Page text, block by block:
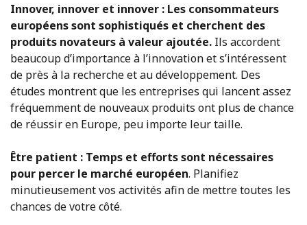
Innover, innover et innover : Les consommateurs
européens sont sophistiqués et cherchent des
produits novateurs à valeur ajoutée. Ils accordent
beaucoup d’importance à l’innovation et s’intéressent
de près à la recherche et au développement. Des
études montrent que les entreprises qui lancent assez
fréquemment de nouveaux produits ont plus de chance
de réussir en Europe, peu importe leur taille.
Être patient : Temps et efforts sont nécessaires
pour percer le marché européen. Planifiez
minutieusement vos activités afin de mettre toutes les
chances de votre côté.